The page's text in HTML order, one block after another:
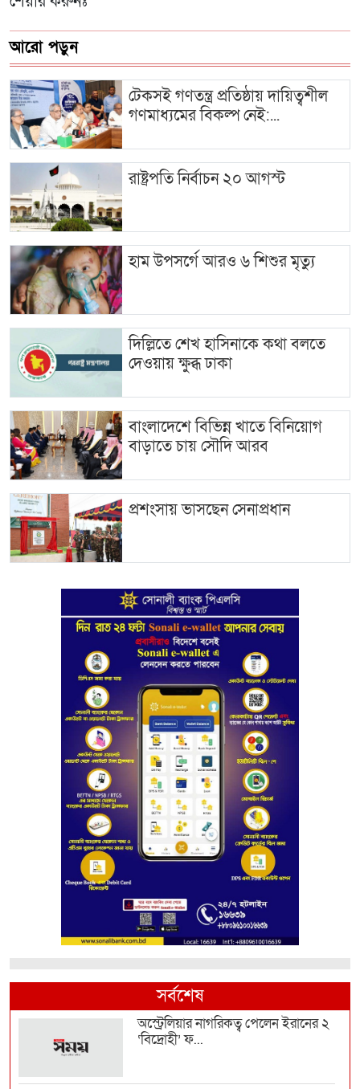
আরো পড়ুন
টেকসই গণতন্ত্র প্রতিষ্ঠায় দায়িত্বশীল
গণমাধ্যমের বিকল্প নেই:...
রাষ্ট্রপতি নির্বাচন ২০ আগস্ট
হাম উপসর্গে আরও ৬ শিশুর মৃত্যু
দিল্লিতে শেখ হাসিনাকে কথা বলতে
দেওয়ায় ক্ষুব্ধ ঢাকা
বাংলাদেশে বিভিন্ন খাতে বিনিয়োগ
বাড়াতে চায় সৌদি আরব
প্রশংসায় ভাসছেন সেনাপ্রধান
সর্বশেষ
অস্ট্রেলিয়ার নাগরিকত্ব পেলেন ইরানের ২
‘বিদ্রোহী’ ফ...